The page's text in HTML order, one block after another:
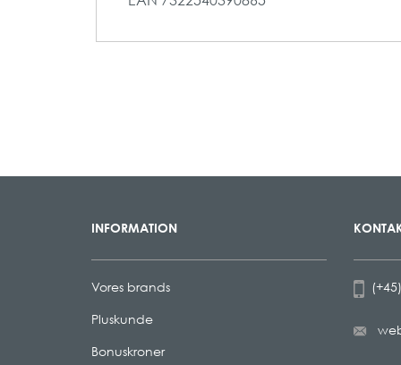
INFORMATION
Vores brands
Pluskunde
Bonuskroner